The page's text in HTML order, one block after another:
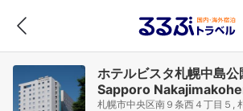
ホテルビスタ札幌中島
Sapporo
札幌市中央区南９条西４丁目５,